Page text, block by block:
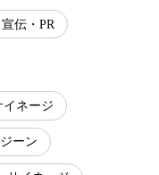
伝・PR
イネージ
ーン